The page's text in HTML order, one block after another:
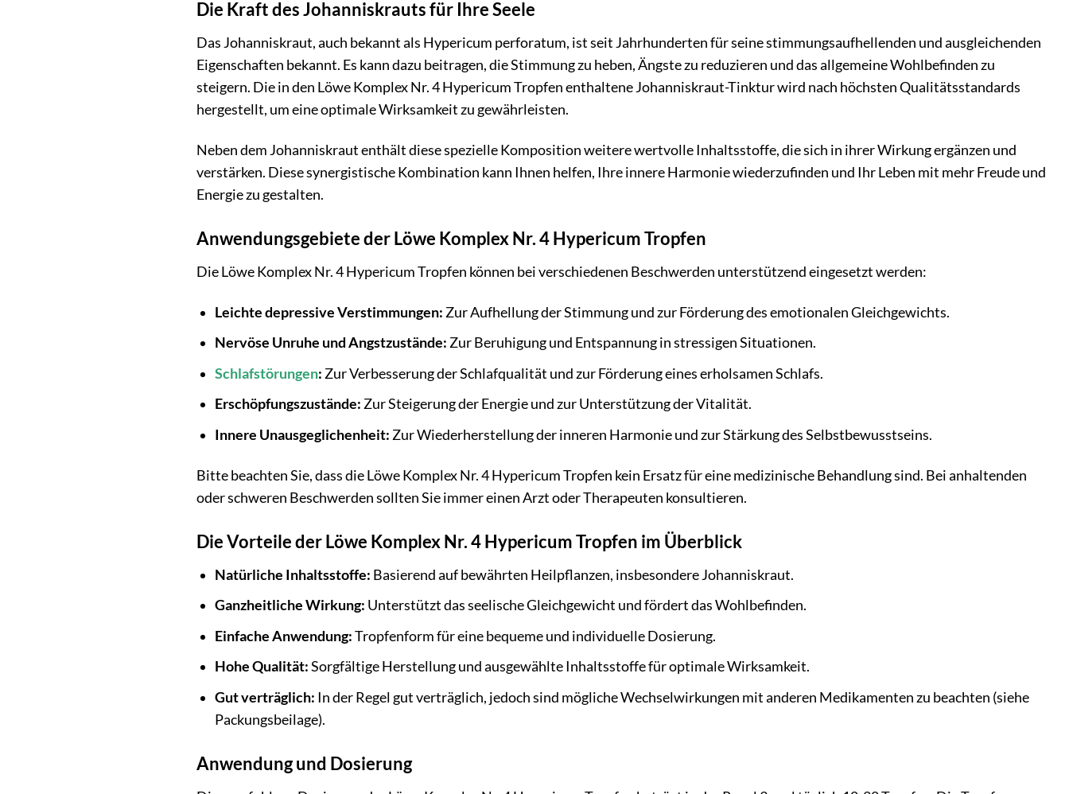
Die Kraft des Johanniskrauts für Ihre Seele
Das Johanniskraut, auch bekannt als Hypericum perforatum, ist seit Jahrhunderten für seine stimmungsaufhellenden und ausgleichenden
Eigenschaften bekannt. Es kann dazu beitragen, die Stimmung zu heben, Ängste zu reduzieren und das allgemeine Wohlbefinden zu
steigern. Die in den Löwe Komplex Nr. 4 Hypericum Tropfen enthaltene Johanniskraut-Tinktur wird nach höchsten Qualitätsstandards
hergestellt, um eine optimale Wirksamkeit zu gewährleisten.
Neben dem Johanniskraut enthält diese spezielle Komposition weitere wertvolle Inhaltsstoffe, die sich in ihrer Wirkung ergänzen und
verstärken. Diese synergistische Kombination kann Ihnen helfen, Ihre innere Harmonie wiederzufinden und Ihr Leben mit mehr Freude und
Energie zu gestalten.
Anwendungsgebiete der Löwe Komplex Nr. 4 Hypericum Tropfen
Die Löwe Komplex Nr. 4 Hypericum Tropfen können bei verschiedenen Beschwerden unterstützend eingesetzt werden:
Leichte depressive Verstimmungen: Zur Aufhellung der Stimmung und zur Förderung des emotionalen Gleichgewichts.
Nervöse Unruhe und Angstzustände:Zur Beruhigung und Entspannung in stressigen Situationen.
Schlafstörungen: Zur Verbesserung der Schlafqualität und zur Förderung eines erholsamen Schlafs.
Erschöpfungszustände:Zur Steigerung der Energie und zur Unterstützung der Vitalität.
Innere Unausgeglichenheit: Zur Wiederherstellung der inneren Harmonie und zur Stärkung des Selbstbewusstseins.
Bitte beachten Sie, dass die Löwe Komplex Nr. 4 Hypericum Tropfen kein Ersatz für eine medizinische Behandlung sind. Bei anhaltenden
oder schweren Beschwerden sollten Sie immer einen Arzt oder Therapeuten konsultieren.
Die Vorteile der Löwe Komplex Nr. 4 Hypericum Tropfen im Überblick
Natürliche Inhaltsstoffe: Basierend auf bewährten Heilpflanzen, insbesondere Johanniskraut.
Ganzheitliche Wirkung: Unterstützt das seelische Gleichgewicht und fördert das Wohlbefinden.
Einfache Anwendung:Tropfenform für eine bequeme und individuelle Dosierung.
Hohe Qualität:Sorgfältige Herstellung und ausgewählte Inhaltsstoffe für optimale Wirksamkeit.
Gut verträglich: In der Regel gut verträglich, jedoch sind mögliche Wechselwirkungen mit anderen Medikamenten zu beachten (siehe
Packungsbeilage).
Anwendung und Dosierung